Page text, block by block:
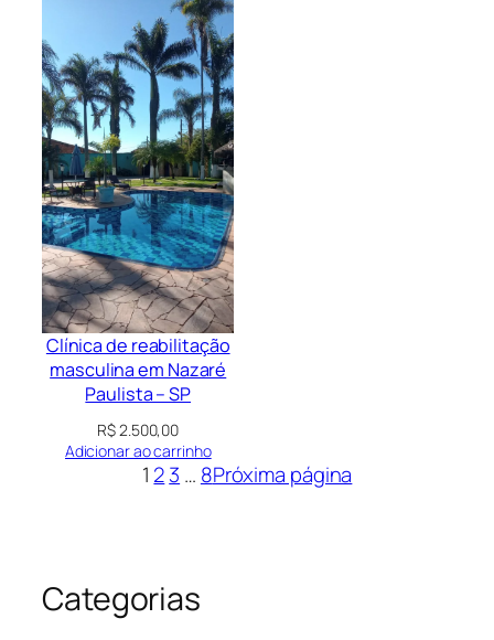
Clínica de reabilitação
masculina em Nazaré
Paulista – SP
R$2.500,00
Adicionar ao carrinho
1 23 … 8Próxima página
Categorias